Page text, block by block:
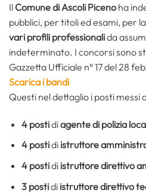
Il Comune di Ascoli Piceno ha
pubblici, per titoli ed esami, per
vari profili professionalida
indeterminato. I concorsi sono
Gazzetta Ufficiale n° 17 del 28
Scarica i bandi
Questi nel dettaglio i posti messi
4 postidiagente di polizia
4 postidi istruttore
4 postidi istruttore direttivo
3 postidi istruttore direttivo